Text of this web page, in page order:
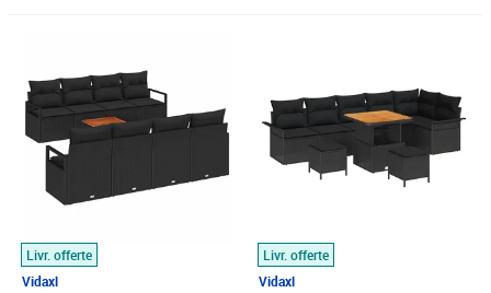
Livr. offerte
Vidaxl
Livr. offerte
Vidaxl